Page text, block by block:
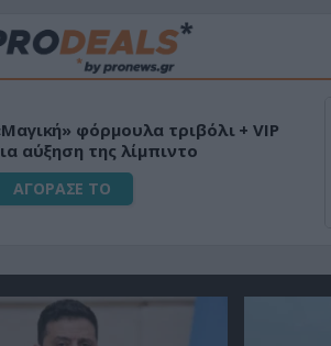
τριβόλι + VIP
λίμπιντο